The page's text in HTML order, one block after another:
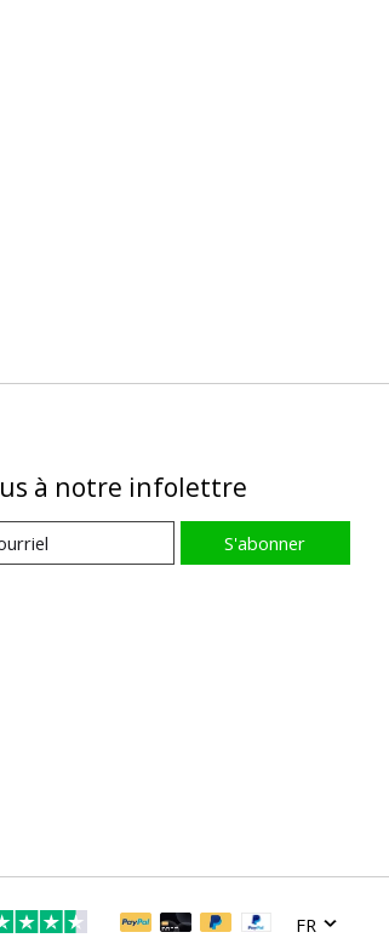
à notre infolettre
S'abonner
FR